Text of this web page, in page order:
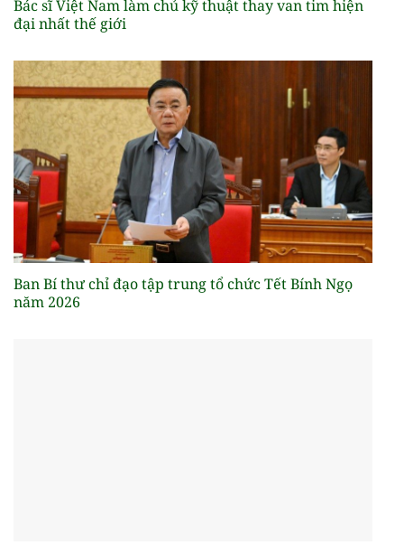
Bác sĩ Việt Nam làm chủ kỹ thuật thay van tim hiện
đại nhất thế giới
Ban Bí thư chỉ đạo tập trung tổ chức Tết Bính Ngọ
năm 2026